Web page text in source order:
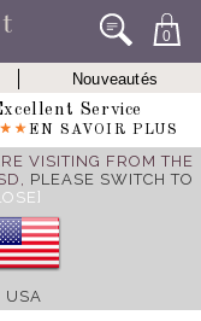
0
Nouveautés
Service
EN SAVOIR PLUS
VISITING FROM THE
PLEASE SWITCH TO
USA